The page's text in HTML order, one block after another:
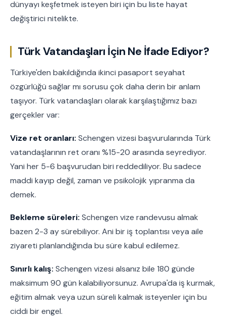
dünyayı keşfetmek isteyen biri için bu liste hayat
değiştirici nitelikte.
Türk Vatandaşları İçin Ne İfade Ediyor?
Türkiye'den bakıldığında ikinci pasaport seyahat
özgürlüğü sağlar mı sorusu çok daha derin bir anlam
taşıyor. Türk vatandaşları olarak karşılaştığımız bazı
gerçekler var:
Vize ret oranları: Schengen vizesi başvurularında Türk
vatandaşlarının ret oranı %15-20 arasında seyrediyor.
Yani her 5-6 başvurudan biri reddediliyor. Bu sadece
maddi kayıp değil, zaman ve psikolojik yıpranma da
demek.
Bekleme süreleri: Schengen vize randevusu almak
bazen 2-3 ay sürebiliyor. Ani bir iş toplantısı veya aile
ziyareti planlandığında bu süre kabul edilemez.
Sınırlı kalış: Schengen vizesi alsanız bile 180 günde
maksimum 90 gün kalabiliyorsunuz. Avrupa'da iş kurmak,
eğitim almak veya uzun süreli kalmak isteyenler için bu
ciddi bir engel.